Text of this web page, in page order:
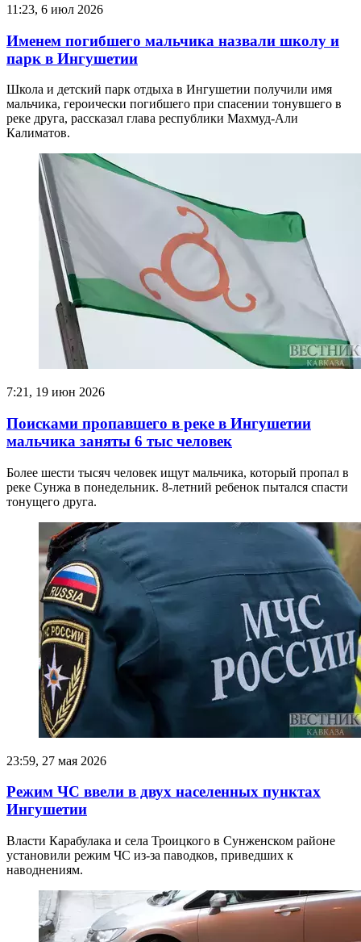
11:23, 6 июл 2026
Именем погибшего мальчика назвали школу и
парк в Ингушетии
Школа и детский парк отдыха в Ингушетии получили имя
мальчика, героически погибшего при спасении тонувшего в
реке друга, рассказал глава республики Махмуд-Али
Калиматов.
7:21, 19 июн 2026
Поисками пропавшего в реке в Ингушетии
мальчика заняты 6 тыс человек
Более шести тысяч человек ищут мальчика, который пропал в
реке Сунжа в понедельник. 8-летний ребенок пытался спасти
тонущего друга.
23:59, 27 мая 2026
Режим ЧС ввели в двух населенных пунктах
Ингушетии
Власти Карабулака и села Троицкого в Сунженском районе
установили режим ЧС из-за паводков, приведших к
наводнениям.